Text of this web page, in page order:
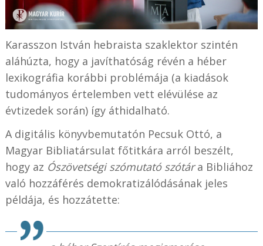
Karasszon István hebraista szaklektor szintén
aláhúzta, hogy a javíthatóság révén a héber
lexikográfia korábbi problémája (a kiadások
tudományos értelemben vett elévülése az
évtizedek során) így áthidalható.
A digitális könyvbemutatón Pecsuk Ottó, a
Magyar Bibliatársulat főtitkára arról beszélt,
hogy az Ószövetségi szómutató szótára Bibliához
való hozzáférés demokratizálódásának jeles
példája, és hozzátette: